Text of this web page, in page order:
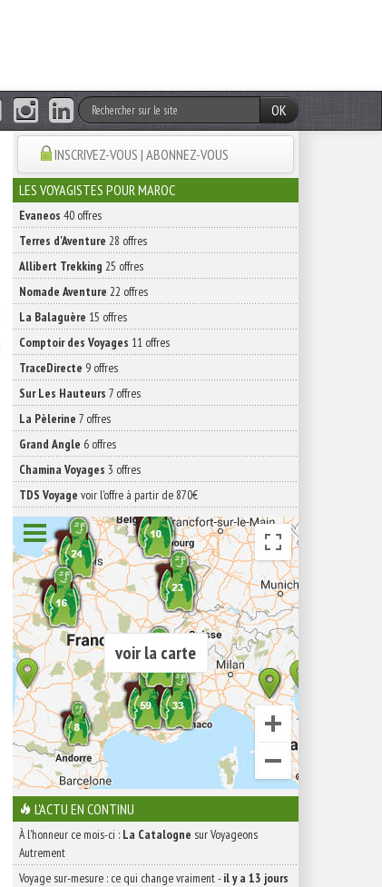
OK
INSCRIVEZ-VOUS | ABONNEZ-VOUS
LES VOYAGISTES POUR MAROC
Evaneos 40 offres
Terres d'Aventure 28 offres
Allibert Trekking 25 offres
Nomade Aventure 22 offres
La Balaguère 15 offres
Comptoir des Voyages 11 offres
TraceDirecte 9 offres
Sur Les Hauteurs 7 offres
La Pèlerine 7 offres
Grand Angle 6 offres
Chamina Voyages 3 offres
TDS Voyage voir l'offre à partir de 870€
voir la carte
L'ACTU EN CONTINU
À l'honneur ce mois-ci : La Catalogne sur Voyageons
Autrement
Voyage sur-mesure : ce qui change vraiment-il y a 13 jours